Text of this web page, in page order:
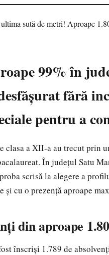
99% în
fără
pentru a
clasa a XII-a au trecut prin
În județul Satu
scrisă la alegere a
și cu o prezență aproape
din aproape
înscriși 1.789 de